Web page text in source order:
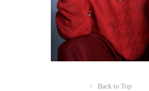
↑ Back to Top